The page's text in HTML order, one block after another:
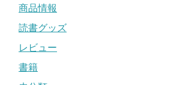
商品情報
読書グッズ
レビュー
書籍